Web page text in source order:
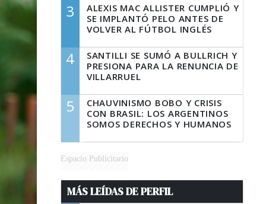
3
ALEXIS MAC ALLISTER CUMPLIÓ Y
SE IMPLANTÓ PELO ANTES DE
VOLVER AL FÚTBOL INGLÉS
4
SANTILLI SE SUMÓ A BULLRICH Y
PRESIONA PARA LA RENUNCIA DE
VILLARRUEL
5
CHAUVINISMO BOBO Y CRISIS
CON BRASIL: LOS ARGENTINOS
SOMOS DERECHOS Y HUMANOS
Espacio Publicitario
MÁS LEÍDAS DE PERFIL